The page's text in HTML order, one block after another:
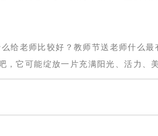
给老师比较好？教师节送老师什么最
，它可能绽放一片充满阳光、活力、